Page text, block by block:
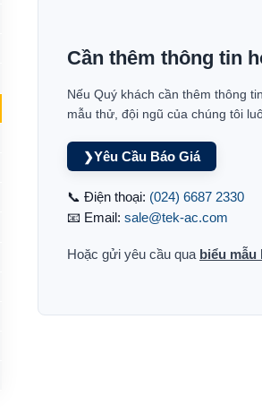
Cần thêm thông tin
Nếu Quý khách cần thêm thông
mẫu thử, đội ngũ của chúng tôi
❯Yêu Cầu Báo Giá
📞 Điện thoại: (024) 6687 2330
📧 Email: sale@tek-ac.com
Hoặc gửi yêu cầu qua biểu mẫu